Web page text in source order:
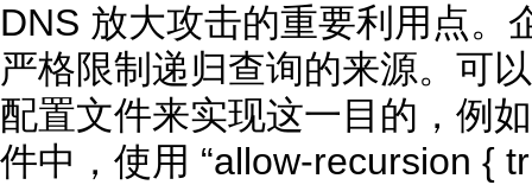
DNS 放大攻击的重要利用点。
严格限制递归查询的来源。可
配置文件来实现这一目的，例
件中，使用 “allow-recursion {